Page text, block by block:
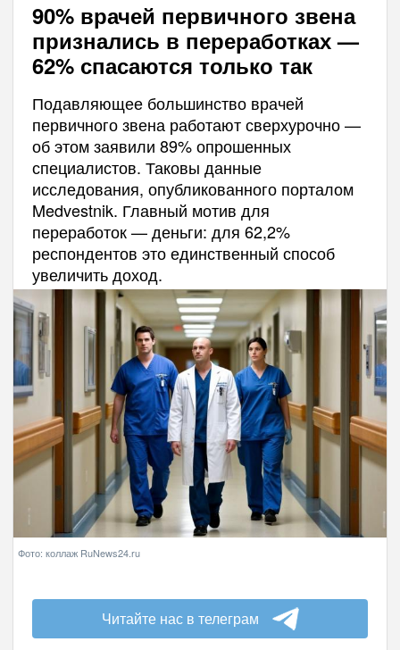
90% врачей первичного звена
признались в переработках —
62% спасаются только так
Подавляющее большинство врачей
первичного звена работают сверхурочно —
об этом заявили 89% опрошенных
специалистов. Таковы данные
исследования, опубликованного порталом
Medvestnik. Главный мотив для
переработок — деньги: для 62,2%
респондентов это единственный способ
увеличить доход.
Фото: коллаж RuNews24.ru
Читайте нас в телеграм